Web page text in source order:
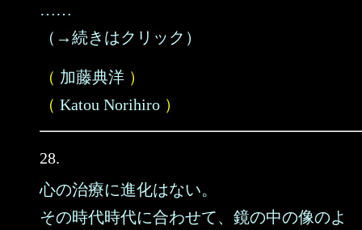
……
（→続きはクリック）
（ 加藤典洋 ）
（ Katou Norihiro ）
28.
心の治療に進化はない。
その時代時代に合わせて、鏡の中の像のよ